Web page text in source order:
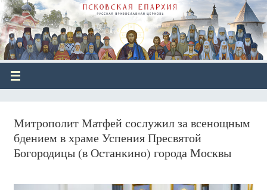
Митрополит Матфей сослужил за всенощным
бдением в храме Успения Пресвятой
Богородицы (в Останкино) города Москвы